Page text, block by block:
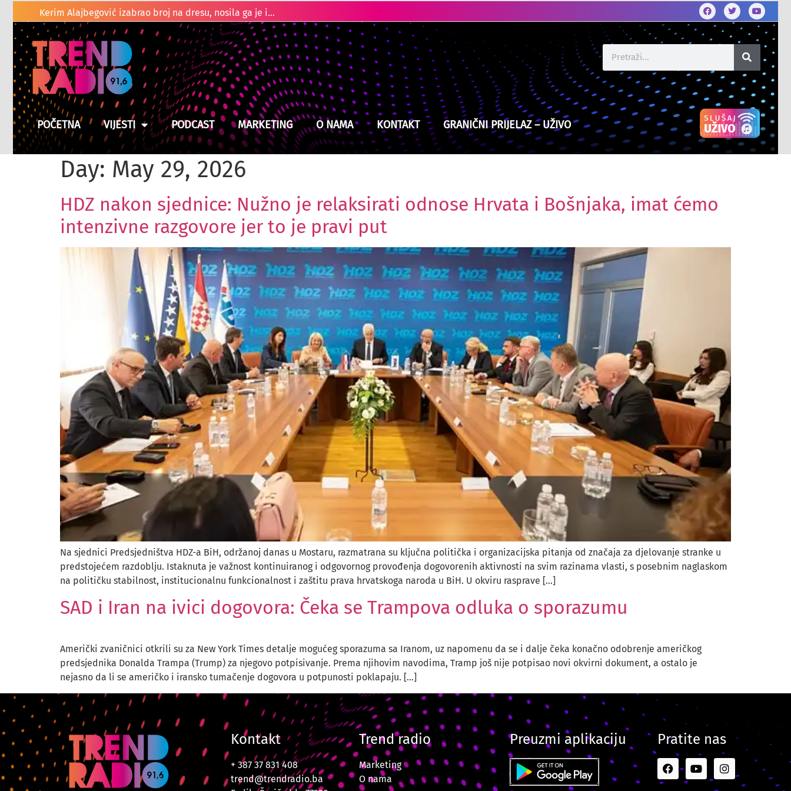
Kladuški
Suša prži usjeve u BiH, moguće poskupljenje hrane Ubistvo u Cazinu: Policija brzo locirala i uhapsila osumnjičenog
POČETNA VIJESTI PODCAST MARKETING O NAMA KONTAKT GRANIČNI PRIJELAZ – UŽIVO
Day: May 29, 2026
HDZ nakon sjednice: Nužno je relaksirati odnose Hrvata i Bošnjaka, imat ćemo
intenzivne razgovore jer to je pravi put
Na sjednici Predsjedništva HDZ-a BiH, održanoj danas u Mostaru, razmatrana su ključna politička i organizacijska pitanja od značaja za djelovanje stranke u
predstojećem razdoblju. Istaknuta je važnost kontinuiranog i odgovornog provođenja dogovorenih aktivnosti na svim razinama vlasti, s posebnim naglaskom
na političku stabilnost, institucionalnu funkcionalnost i zaštitu prava hrvatskoga naroda u BiH. U okviru rasprave […]
SAD i Iran na ivici dogovora: Čeka se Trampova odluka o sporazumu
Američki zvaničnici otkrili su za New York Times detalje mogućeg sporazuma sa Iranom, uz napomenu da se i dalje čeka konačno odobrenje američkog
predsjednika Donalda Trampa (Trump) za njegovo potpisivanje. Prema njihovim navodima, Tramp još nije potpisao novi okvirni dokument, a ostalo je
nejasno da li se američko i iransko tumačenje dogovora u potpunosti poklapaju. […]
Kontakt
+ 387 37 831 408
trend@trendradio.ba
Trend radio
Marketing
O nama
Preuzmi aplikaciju Pratite nas